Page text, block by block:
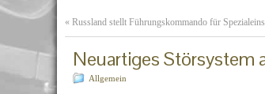
« Russland stellt Führungskommando für
Neuartiges Störsystem
Allgemein